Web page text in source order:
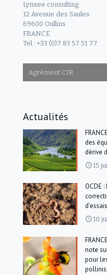
Lynxee consulting
12 Avenue des Saules
69600 Oullins
FRANCE
Tel.: +33 (0)7 83 57 51 77
Agrément CIR
Actualités
des
dérive
15
OCDE
10
note
pour